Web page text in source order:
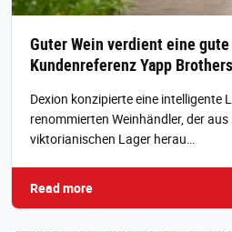
Guter Wein verdient eine
Kundenreferenz Yapp Brothers
Dexion konzipierte eine intelligente
renommierten Weinhändler, der
viktorianischen Lager herau…
Read more